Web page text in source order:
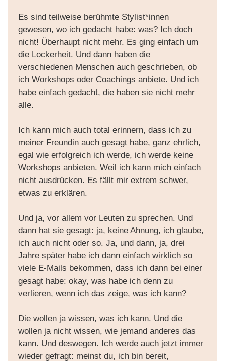
Es sind teilweise berühmte Stylist*innen
gewesen, wo ich gedacht habe: was? Ich doch
nicht! Überhaupt nicht mehr. Es ging einfach um
die Lockerheit. Und dann haben die
verschiedenen Menschen auch geschrieben, ob
ich Workshops oder Coachings anbiete. Und ich
habe einfach gedacht, die haben sie nicht mehr
alle.
Ich kann mich auch total erinnern, dass ich zu
meiner Freundin auch gesagt habe, ganz ehrlich,
egal wie erfolgreich ich werde, ich werde keine
Workshops anbieten. Weil ich kann mich einfach
nicht ausdrücken. Es fällt mir extrem schwer,
etwas zu erklären.
Und ja, vor allem vor Leuten zu sprechen. Und
dann hat sie gesagt: ja, keine Ahnung, ich glaube,
ich auch nicht oder so. Ja, und dann, ja, drei
Jahre später habe ich dann einfach wirklich so
viele E-Mails bekommen, dass ich dann bei einer
gesagt habe: okay, was habe ich denn zu
verlieren, wenn ich das zeige, was ich kann?
Die wollen ja wissen, was ich kann. Und die
wollen ja nicht wissen, wie jemand anderes das
kann. Und deswegen. Ich werde auch jetzt immer
wieder gefragt: meinst du, ich bin bereit,